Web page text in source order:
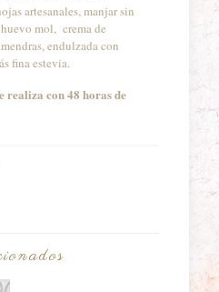
artesanales, manjar sin
mol, crema de
endulzada con
fina estevia.
realiza con 48 horas de